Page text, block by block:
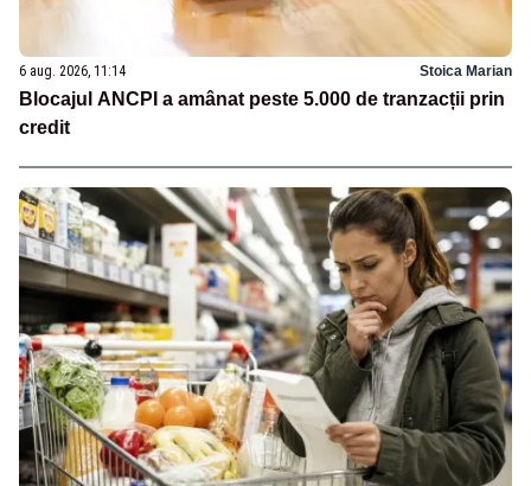
6 aug. 2026, 11:14 Stoica Marian
Blocajul ANCPI a amânat peste 5.000 de tranzacții prin
credit